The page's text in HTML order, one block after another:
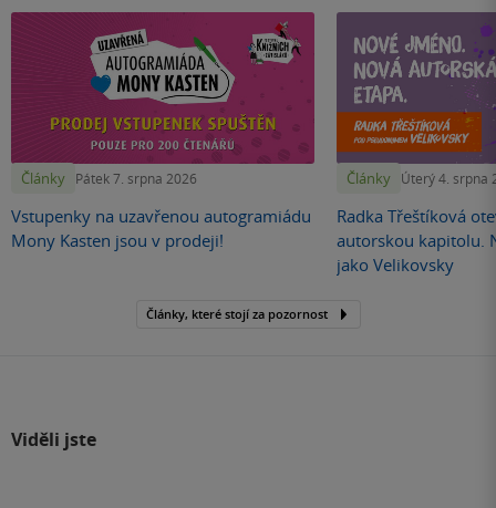
Články Pátek 7. srpna 2026
Vstupenky na uzavřenou autogramiádu
Mony Kasten jsou v prodeji!
Články Úterý 4. srpna
Radka Třeštíková
autorskou kapitolu.
jako Velikovsky
Články, které stojí za pozornost
Viděli jste